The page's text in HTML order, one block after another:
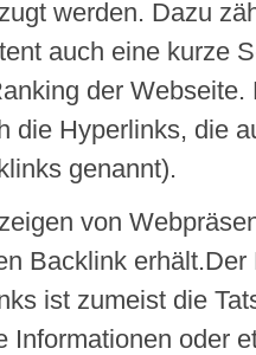
werden. Dazu
auch eine kurze
der
die Hyperlinks, die
genannt).
von
Backlink erhält.Der
ist zumeist die
Informationen oder